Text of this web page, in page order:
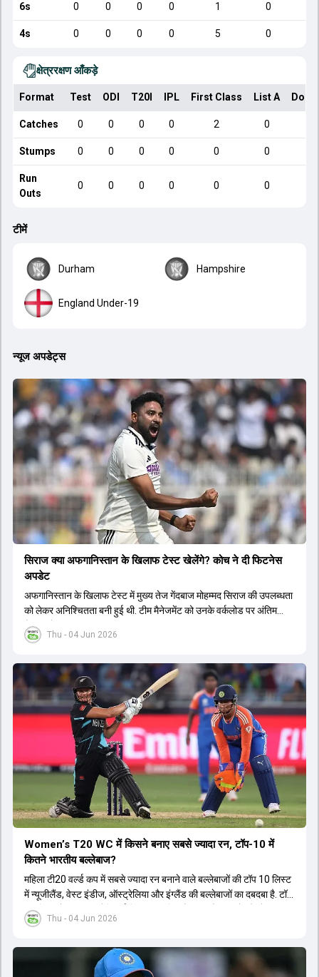
6s 0 0 0 0 1 0
4s 0 0 0 0 5 0
क्षेत्ररक्षण आँकड़े
Format Test ODI T20I IPL First Class List A
Catches 0 0 0 0 2 0
Stumps 0 0 0 0 0 0
Run
Outs
0 0 0 0 0 0
टीमें
Durham Hampshire
England Under-19
न्यूज अपडेट्स
Thu - 04 Jun 2026
सिराज क्या अफगान‍िस्तान के ख‍िलाफ टेस्ट खेलेंगे? कोच ने दी फिटनेस
अपडेट
अफगान‍िस्तान के ख‍िलाफ टेस्ट में मुख्य तेज गेंदबाज मोहम्मद सिराज की उपलब्धता
को लेकर अनिश्चितता बनी हुई थी. टीम मैनेजमेंट को उनके वर्कलोड पर अंतिम
फैसला लेना था.
Thu - 04 Jun 2026
Women’s T20 WC में किसने बनाए सबसे ज्यादा रन, टॉप-10 में
कितने भारतीय बल्लेबाज?
महिला टी20 वर्ल्ड कप में सबसे ज्यादा रन बनाने वाले बल्लेबाजों की टॉप 10 लिस्ट
में न्यूजीलैंड, वेस्ट इंडीज, ऑस्ट्रेलिया और इंग्लैंड की बल्लेबाजों का दबदबा है. टॉप
10 लिस्ट में तीन ऑस्ट्रेलियाई खिलाड़ी शामिल हैं. न्यूजीलैंड की दो और वेस्ट
इंडीज की दो खिलाड़ी भी इस लिस्ट में जगह बनाने में कामयाब रही हैं.